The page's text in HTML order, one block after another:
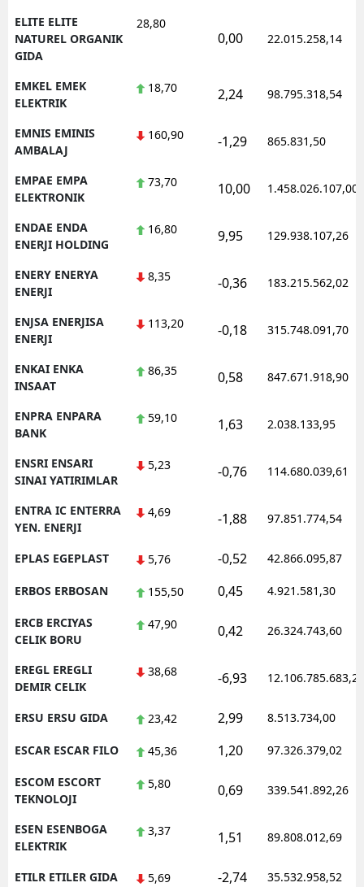
ELITE ELITE
NATUREL ORGANIK
GIDA
28,80
0,00 22.015.258,14
EMKEL EMEK
ELEKTRIK
18,70 2,24 98.795.318,54
EMNIS EMINIS
AMBALAJ
160,90 -1,29 865.831,50
EMPAE EMPA
ELEKTRONIK
73,70 10,00 1.458.026.107,00
ENDAE ENDA
ENERJI HOLDING
16,80 9,95 129.938.107,26
ENERY ENERYA
ENERJI
8,35 -0,36 183.215.562,02
ENJSA ENERJISA
ENERJI
113,20 -0,18 315.748.091,70
ENKAI ENKA
INSAAT
86,35 0,58 847.671.918,90
ENPRA ENPARA
BANK
59,10 1,63 2.038.133,95
ENSRI ENSARI
SINAI YATIRIMLAR
5,23 -0,76 114.680.039,61
ENTRA IC ENTERRA
YEN. ENERJI
4,69 -1,88 97.851.774,54
EPLAS EGEPLAST 5,76 -0,52 42.866.095,87
ERBOS ERBOSAN 155,50 0,45 4.921.581,30
ERCB ERCIYAS
CELIK BORU
47,90 0,42 26.324.743,60
EREGL EREGLI
DEMIR CELIK
38,68 -6,93 12.106.785.683,20
ERSU ERSU GIDA 23,42 2,99 8.513.734,00
ESCAR ESCAR FILO 45,36 1,20 97.326.379,02
ESCOM ESCORT
TEKNOLOJI
5,80 0,69 339.541.892,26
ESEN ESENBOGA
ELEKTRIK
3,37 1,51 89.808.012,69
ETILR ETILER GIDA 5,69 -2,74 35.532.958,52